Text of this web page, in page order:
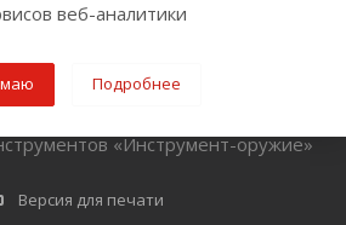
помещение 3
«Инструмент-оружие»
Версия для печати
веб-аналитики
Подробнее